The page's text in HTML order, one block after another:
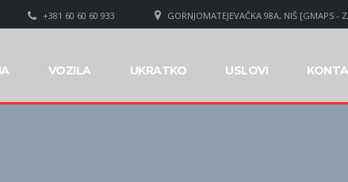
GORNJOMATEJEVAČKA 98A, NIŠ [GMAPS -
+381 60 60 60 933
VOZILA UKRATKO USLOVI